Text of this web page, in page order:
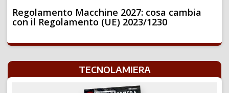
Regolamento Macchine 2027: cosa cambia
con il Regolamento (UE) 2023/1230
TECNOLAMIERA